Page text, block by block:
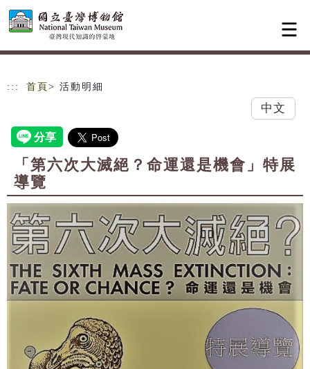
跳到主要內容
網站導覽
::: 首頁 > 活動明細
中文
「第六次大滅絕？命運還是機會」特展
導覽